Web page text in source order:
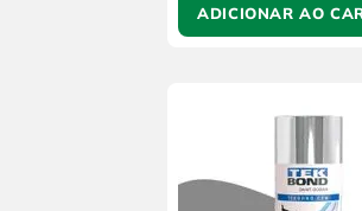
ADICIONAR AO